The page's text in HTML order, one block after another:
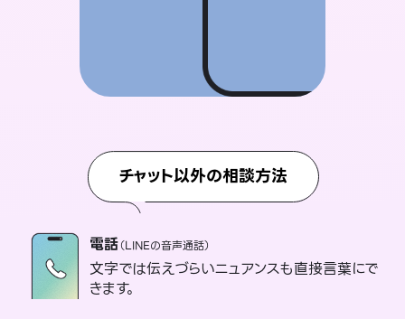
チャット以外の相談方法
電話（LINEの音声通話）
文字では伝えづらいニュアンスも直接言葉にで
きます。